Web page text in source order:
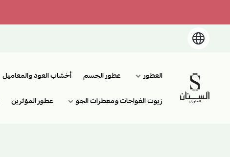
السنان للعطور والعسل الطبيعي
العطور عطور الجسم أخشاب العود والمعاميل
زيوت الفواحات ومعطرات الجو
عطور المؤثرين